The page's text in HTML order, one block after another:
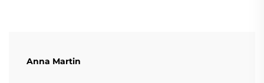
Anna Martin